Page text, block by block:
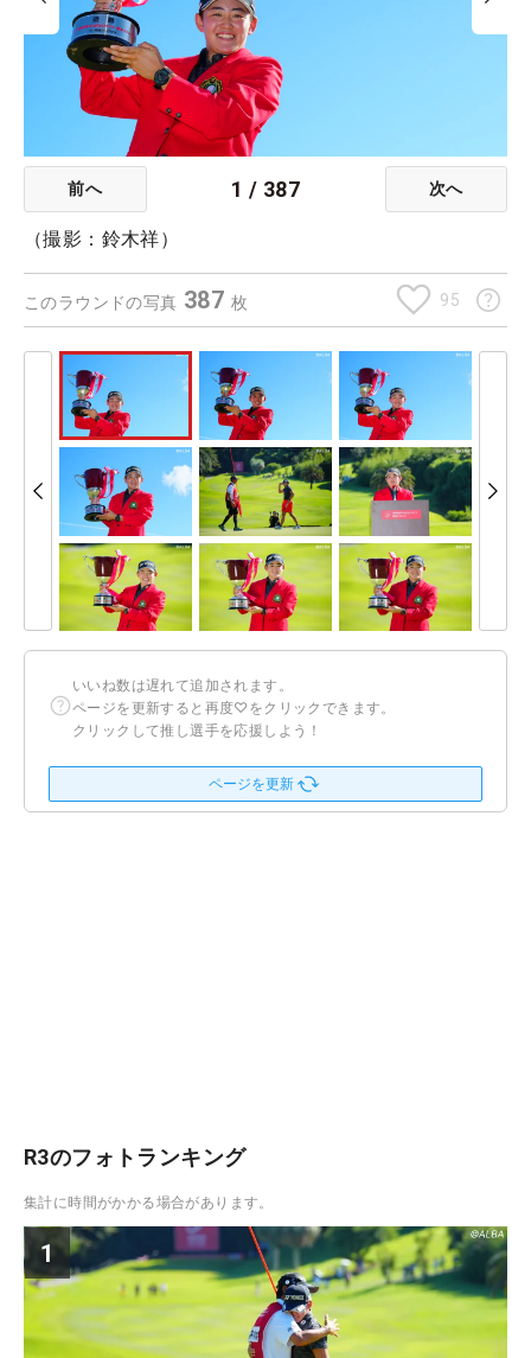
前へ 1 / 387 次へ
（撮影：鈴木祥）
このラウンドの写真 387 枚 95
いいね数は遅れて追加されます。
ページを更新すると再度♡をクリックできます。
クリックして推し選手を応援しよう！
ページを更新
R3のフォトランキング
集計に時間がかかる場合があります。
1